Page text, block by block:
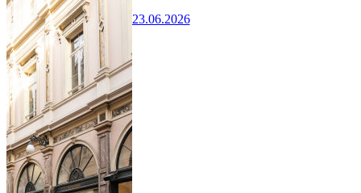
23.06.2026